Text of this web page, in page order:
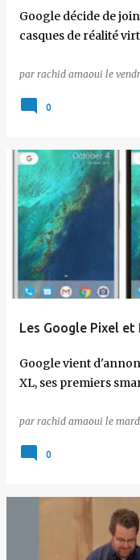
Google décide de
casques de réalité
par rachid amaoui le
0
Les Google Pixel
Google vient
XL, ses premiers
par rachid amaoui le
0